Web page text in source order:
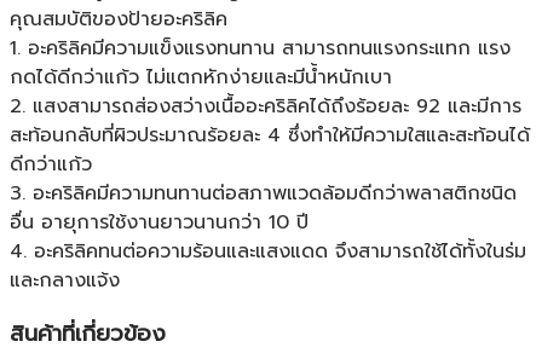
คุณสมบัติของป้ายอะคริลิค
1. อะคริลิคมีความแข็งแรงทนทาน สามารถทนแรงกระแทก แรง
กดได้ดีกว่าแก้ว ไม่แตกหักง่ายและมีน้ำหนักเบา
2. แสงสามารถส่องสว่างเนื้ออะคริลิคได้ถึงร้อยละ 92 และมีการ
สะท้อนกลับที่ผิวประมาณร้อยละ 4 ซึ่งทำให้มีความใสและสะท้อนได้
ดีกว่าแก้ว
3. อะคริลิคมีความทนทานต่อสภาพแวดล้อมดีกว่าพลาสติกชนิด
อื่น อายุการใช้งานยาวนานกว่า 10 ปี
4. อะคริลิคทนต่อความร้อนและแสงแดด จึงสามารถใช้ได้ทั้งในร่ม
และกลางแจ้ง
สินค้าที่เกี่ยวข้อง